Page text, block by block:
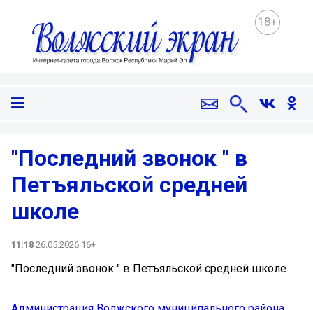
18+
"Последний звонок " в
Петъяльской средней
школе
11:18 26.05.2026 16+
"Последний звонок " в Петъяльской средней школе